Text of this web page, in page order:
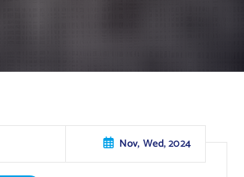
Nov, Wed, 2024